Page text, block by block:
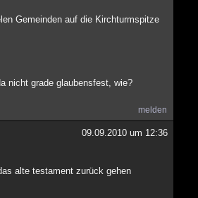
Gemeinden auf die Kirchturmspitze
nicht grade glaubensfest, wie?
melden
09.09.2010 um 12:36
alte testament zurück gehen